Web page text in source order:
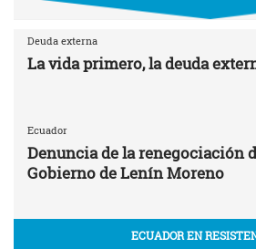
Deuda externa
La vida primero, la deuda
Ecuador
Denuncia de la renegociación
Gobierno de Lenín Moreno
ECUADOR EN